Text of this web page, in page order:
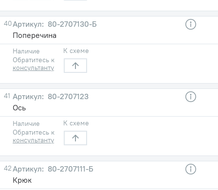
40
80-2707130-Б
Поперечина
Наличие
Обратитесь к
консультанту
К схеме
41
80-2707123
Ось
Наличие
Обратитесь к
консультанту
К схеме
42
80-2707111-Б
Крюк